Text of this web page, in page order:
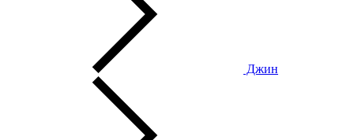
Джин